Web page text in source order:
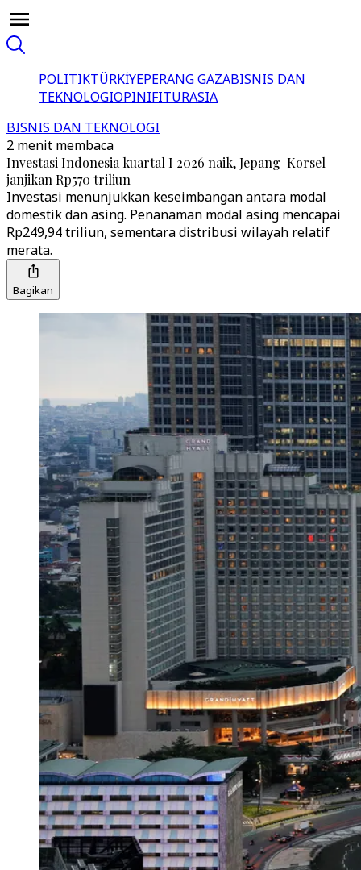
POLITIKTÜRKİYEPERANG GAZABISNIS DAN
TEKNOLOGIOPINIFITURASIA
BISNIS DAN TEKNOLOGI
2 menit membaca
Investasi Indonesia kuartal I 2026 naik, Jepang-Korsel
janjikan Rp570 triliun
Investasi menunjukkan keseimbangan antara modal
domestik dan asing. Penanaman modal asing mencapai
Rp249,94 triliun, sementara distribusi wilayah relatif
merata.
Bagikan